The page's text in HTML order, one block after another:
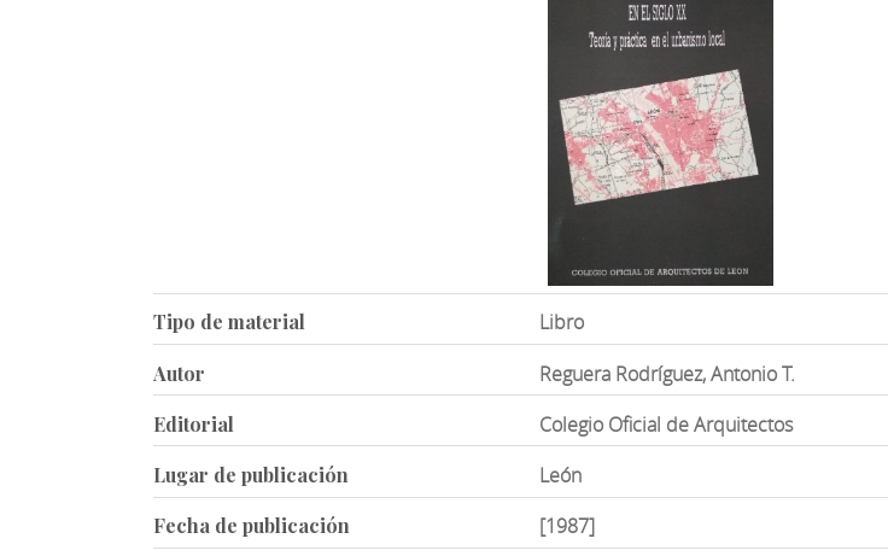
Tipo de material Libro
Autor Reguera Rodríguez, Antonio T.
Editorial Colegio Oficial de Arquitectos
Lugar de publicación León
Fecha de publicación [1987]